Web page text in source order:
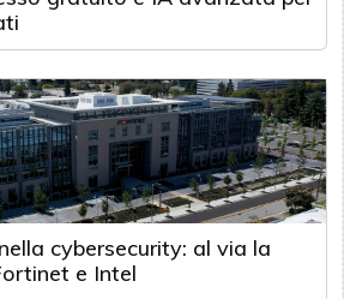
cybersecurity: al via la
e Intel